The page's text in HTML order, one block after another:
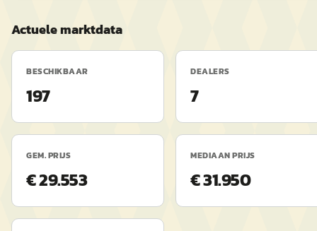
Actuele marktdata
BESCHIKBAAR
197
DEALERS
7
GEM. PRIJS
€ 29.553
MEDIAAN PRIJS
€ 31.950